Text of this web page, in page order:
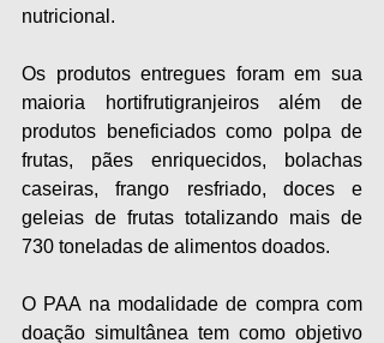
nutricional.
Os produtos entregues foram em sua
maioria hortifrutigranjeiros além de
produtos beneficiados como polpa de
frutas, pães enriquecidos, bolachas
caseiras, frango resfriado, doces e
geleias de frutas totalizando mais de
730 toneladas de alimentos doados.
O PAA na modalidade de compra com
doação simultânea tem como objetivo